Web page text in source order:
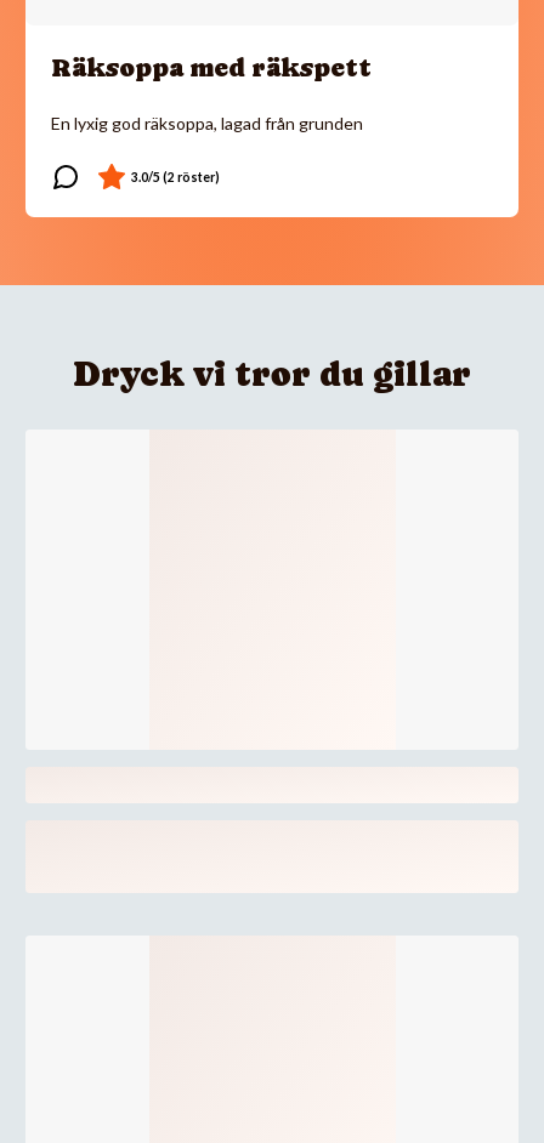
Räksoppa med räkspett
En lyxig god räksoppa, lagad från grunden
Dryck vi tror du gillar